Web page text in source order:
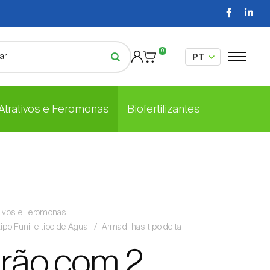
0
e Feromonas Biofertilizantes
e Feromonas
Funil e tipo de Água
Armadilhas tipo delta
com 2